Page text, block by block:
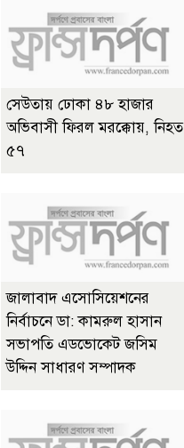
সেউতায় ঢোকা ৪৮ হাজার
অভিবাসী ফিরল মরক্কোয়, নিহত
৫৭
জালাবাদ এসোসিয়েশনের
নির্বাচনে ডা: কামরুল হাসান
সভাপতি এডভোকেট জসিম
উদ্দিন সাধারণ সম্পাদক